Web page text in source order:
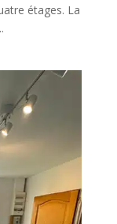
étages. La